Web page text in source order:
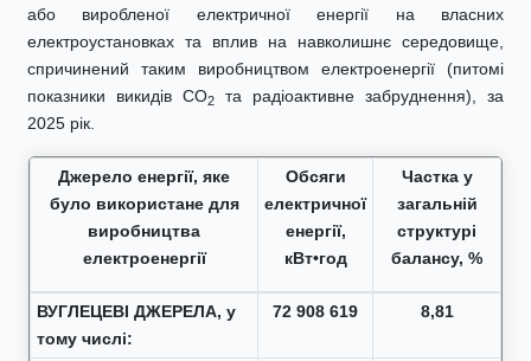
або виробленої електричної енергії на власних
електроустановках та вплив на навколишнє середовище,
спричинений таким виробництвом електроенергії (питомі
показники викидів CO2
та радіоактивне забруднення), за
2025 рік.
Джерело енергії, яке
було використане для
виробництва
електроенергії
Обсяги
електричної
енергії,
кВт•год
Частка у
загальній
структурі
балансу, %
ВУГЛЕЦЕВІ ДЖЕРЕЛА, у
тому числі:
72 908 619 8,81